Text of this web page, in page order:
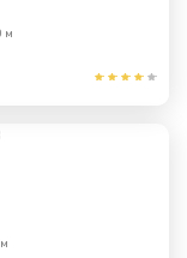
м
свяжется с